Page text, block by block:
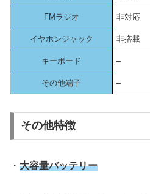
FMラジオ 非対応
イヤホンジャック 非搭載
キーボード –
その他端子 –
その他特徴
・ 大容量バッテリー